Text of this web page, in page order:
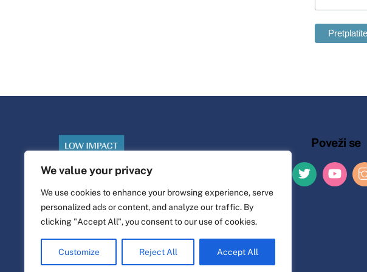
We value your privacy
We use cookies to enhance your browsing experience, serve
personalized ads or content, and analyze our traffic. By
clicking "Accept All", you consent to our use of cookies.
Customize Reject All Accept All
©Platforma za život 2026
alfa.koop
Poveži se